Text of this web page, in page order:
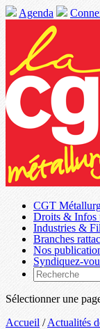
Agenda
CGT
Droits & Infos
Industries &
Branches
Nos
Syndiquez-
Sélectionner une
Accueil /Actualités